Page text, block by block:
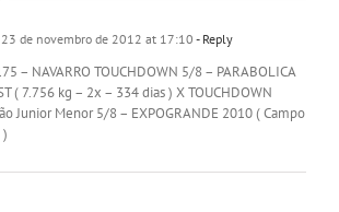
23 de novembro de 2012 at 17:10 - Reply
– NAVARRO TOUCHDOWN 5/8 – PARABOLICA
( 7.756 kg – 2x – 334 dias ) X TOUCHDOWN
Junior Menor 5/8 – EXPOGRANDE 2010 ( Campo